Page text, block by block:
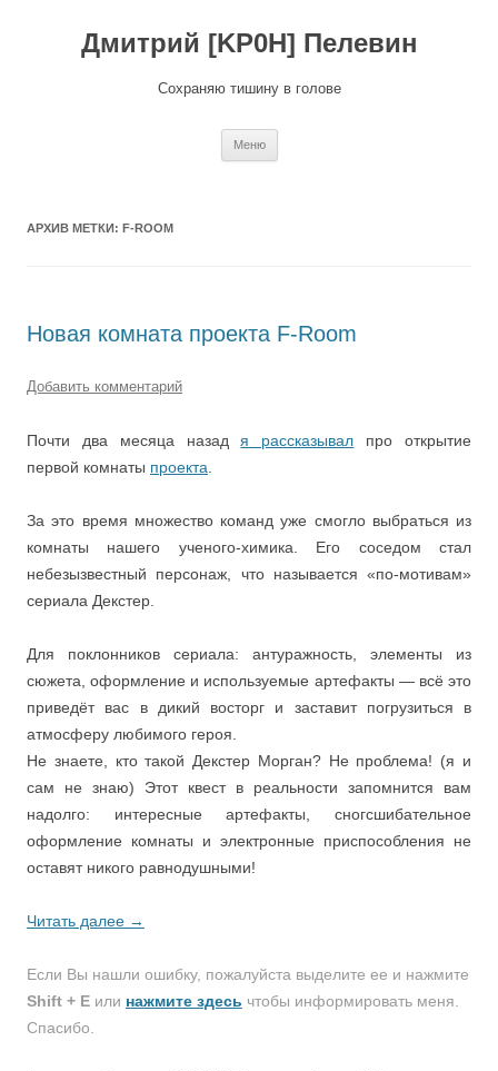
содержимомуДмитрий [KP0H] Пелевин
Сохраняю тишину в голове
Меню
АРХИВ МЕТКИ: F-ROOM
Новая комната проекта F-Room
Добавить комментарий
Почти два месяца назадя рассказывал про открытие
первой комнаты проекта
За это время множество команд уже смогло выбраться из
комнаты нашего ученого-химика. Его соседом стал
небезызвестный персонаж, что называется «по-мотивам»
сериала Декстер.
Для поклонников сериала: антуражность, элементы из
сюжета, оформление и используемые артефакты — всё это
приведёт вас в дикий восторг и заставит погрузиться в
атмосферу любимого героя.
Не знаете, кто такой Декстер Морган? Не проблема! (я и
сам не знаю) Этот квест в реальности запомнится вам
надолго: интересные артефакты, сногсшибательное
оформление комнаты и электронные приспособления не
оставят никого равнодушными!
Читать далее →
Если Вы нашли ошибку, пожалуйcта выделите ее и нажмите
Shift + E или нажмите здесь чтобы информировать меня.
Спасибо.